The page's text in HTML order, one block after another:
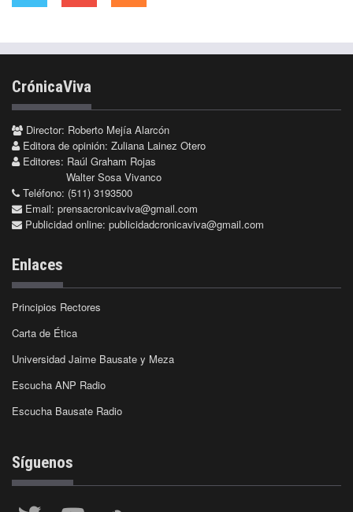
CrónicaViva
Director: Roberto Mejía Alarcón
Editora de opinión: Zuliana Lainez Otero
Editores: Raúl Graham Rojas
Walter Sosa Vivanco
Teléfono: (511) 3193500
Email: prensacronicaviva@gmail.com
Publicidad online: publicidadcronicaviva@gmail.com
Enlaces
Principios Rectores
Carta de Ética
Universidad Jaime Bausate y Meza
Escucha ANP Radio
Escucha Bausate Radio
Síguenos